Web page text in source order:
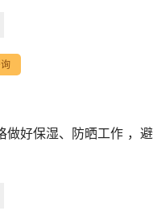
做好保湿、防晒工作 ，避